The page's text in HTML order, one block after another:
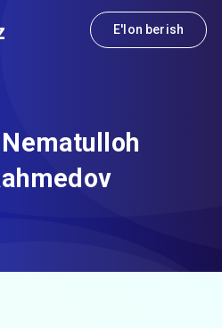
E'lon berish
Nematulloh